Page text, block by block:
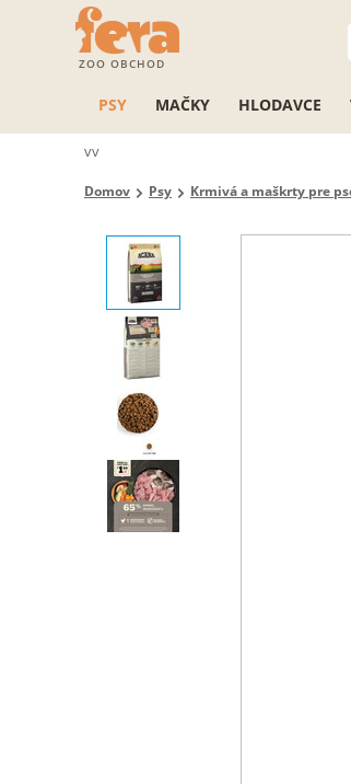
ZOO OBCHOD
PSY MAČKY HLODAVCE
vv
Domov Psy Krmivá a maškrty pre